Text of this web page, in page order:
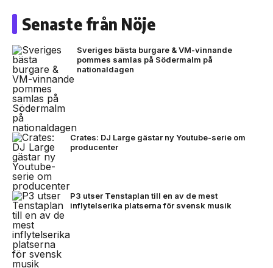
Senaste från Nöje
Sveriges bästa burgare & VM-vinnande
pommes samlas på Södermalm på
nationaldagen
Crates: DJ Large gästar ny Youtube-serie om
producenter
P3 utser Tenstaplan till en av de mest
inflytelserika platserna för svensk musik